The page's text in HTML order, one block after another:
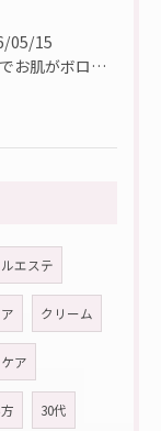
05/15
紫外線でお肌がボロボロに・・・💦
エステ
クリーム
ケア
30代